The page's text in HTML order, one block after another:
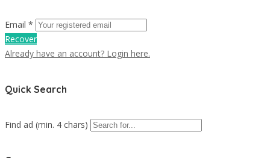
Email *
Recover
Already have an account? Login here.
Quick Search
Find ad (min. 4 chars)